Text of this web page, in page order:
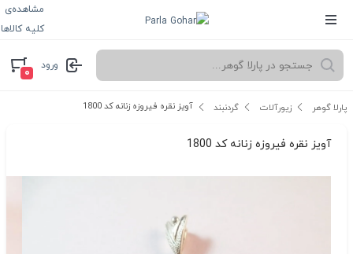
مشاهده‌ی
کلیه کالاها
ورود
۰
پارلا گوهر زیورآلات گردنبند آویز نقره فیروزه زنانه کد 1800
آویز نقره فیروزه زنانه کد 1800